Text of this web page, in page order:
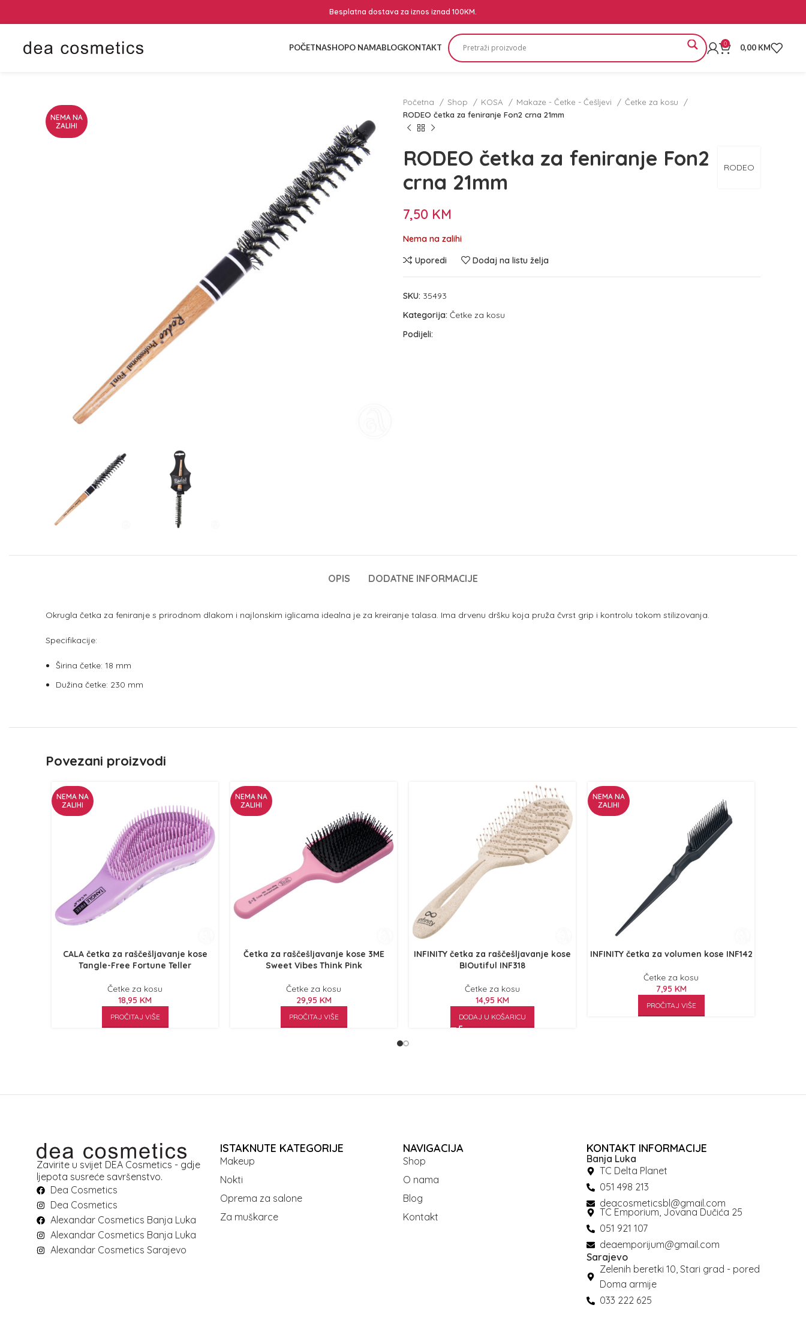
Besplatna dostava za iznos iznad 100KM.
POČETNASHOPO NAMABLOGKONTAKT 0 0,00 KM
NEMA NA
ZALIHI
Početna Shop KOSA Makaze - Četke - Češljevi
Četke za kosu
RODEO četka za feniranje Fon2 crna 21mm
RODEO
RODEO četka za feniranje Fon2
crna 21mm
7,50 KM
Nema na zalihi
Uporedi
Dodaj na listu želja
SKU: 35493
Kategorija: Četke za kosu
Podijeli:
OPIS DODATNE INFORMACIJE
Okrugla četka za feniranje s prirodnom dlakom i najlonskim iglicama idealna je za kreiranje talasa. Ima drvenu dršku koja pruža čvrst grip i kontrolu tokom stilizovanja.
Specifikacije:
Širina četke: 18 mm
Dužina četke: 230 mm
Povezani proizvodi
NEMA NA
ZALIHI
CALA četka za raščešljavanje kose
Tangle-Free Fortune Teller
Četke za kosu
18,95 KM
PROČITAJ VIŠE
NEMA NA
ZALIHI
Četka za raščešljavanje kose 3ME
Sweet Vibes Think Pink
Četke za kosu
29,95 KM
PROČITAJ VIŠE
INFINITY četka za raščešljavanje kose
BIOutiful INF318
Četke za kosu
14,95 KM
DODAJ U KOŠARICU
NEMA NA
ZALIHI
INFINITY četka za volumen kose INF142
Četke za kosu
7,95 KM
PROČITAJ VIŠE
Zavirite u svijet DEA Cosmetics - gdje
ljepota susreće savršenstvo.
Dea Cosmetics
Dea Cosmetics
Alexandar Cosmetics Banja Luka
Alexandar Cosmetics Banja Luka
Alexandar Cosmetics Sarajevo
ISTAKNUTE KATEGORIJE
Makeup
Nokti
Oprema za salone
Za muškarce
NAVIGACIJA
Shop
O nama
Blog
Kontakt
KONTAKT INFORMACIJE
Banja Luka
TC Delta Planet
051 498 213
deacosmeticsbl@gmail.com
TC Emporium, Jovana Dučića 25
051 921 107
deaemporijum@gmail.com
Sarajevo
Zelenih beretki 10, Stari grad - pored
Doma armije
033 222 625